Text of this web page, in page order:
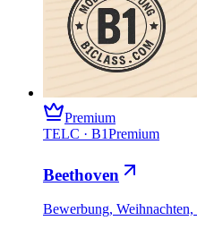
Premium
TELC · B1Premium
Beethoven
Bewerbung, Weihnachten,